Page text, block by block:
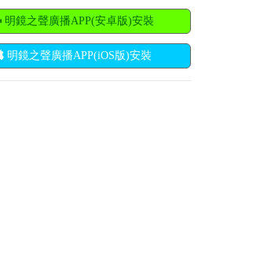
明鏡之聲廣播APP(安卓版)安裝
明鏡之聲廣播APP(iOS版)安裝